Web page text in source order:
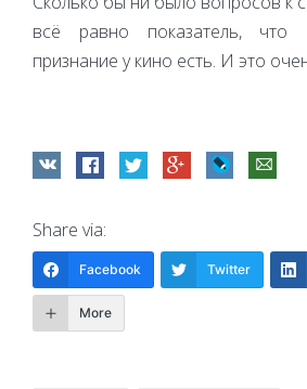
всё равно показатель, что
признание у кино есть. И это
Share via:
Facebook Twitter
More